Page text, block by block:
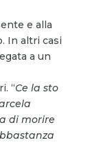
e alla
In altri casi
a un
“Ce la sto
di morire